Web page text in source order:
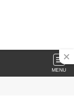
MENU